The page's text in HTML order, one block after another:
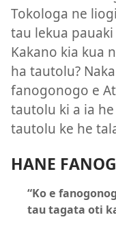
Tokologa ne
tau lekua
Kakano kia kua
ha tautolu?
fanogonogo e
tautolu ki a ia
tautolu ke he
HANE
“Ko e
tau tagata oti